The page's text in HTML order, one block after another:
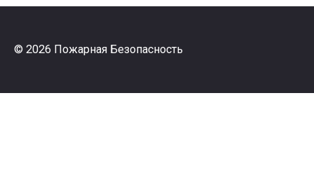
© 2026 Пожарная Безопасность